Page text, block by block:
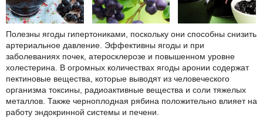
Полезны ягоды гипертониками, поскольку они способны снизить
артериальное давление. Эффективны ягоды и при
заболеваниях почек, атеросклерозе и повышенном уровне
холестерина. В огромных количествах ягоды аронии содержат
пектиновые вещества, которые выводят из человеческого
организма токсины, радиоактивные вещества и соли тяжелых
металлов. Также черноплодная рябина положительно влияет на
работу эндокринной системы и печени.